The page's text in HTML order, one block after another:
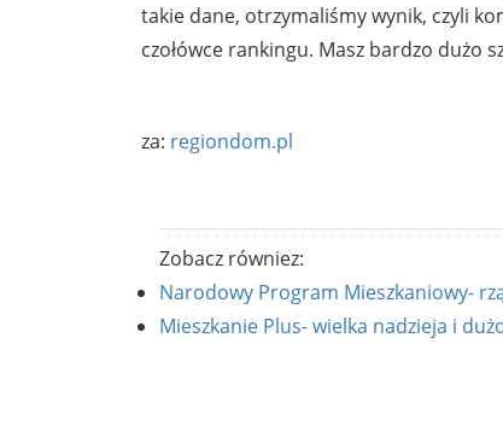
takie dane, otrzymaliśmy wynik, czyli
czołówce rankingu. Masz bardzo dużo
za: regiondom.pl
Zobacz równiez:
Narodowy Program Mieszkaniowy-
Mieszkanie Plus- wielka nadzieja i